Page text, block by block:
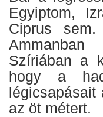
Egyiptom,
Ciprus
Szíriában a
hogy a
légicsapásait
az öt métert.